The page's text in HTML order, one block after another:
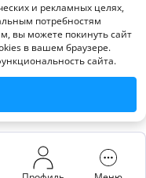
и рекламных целях,
потребностям
вы можете покинуть сайт
в вашем браузере.
сайта.